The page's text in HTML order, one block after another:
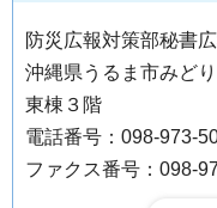
防災広報対策部秘書
沖縄県うるま市みど
東棟３階
電話番号：098-973-
ファクス番号：098-